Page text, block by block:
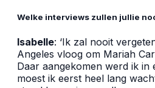
Welke interviews zullen jullie
Isabelle: ‘Ik zal nooit
Angeles vloog om Mariah
Daar aangekomen werd ik in
moest ik eerst heel lang